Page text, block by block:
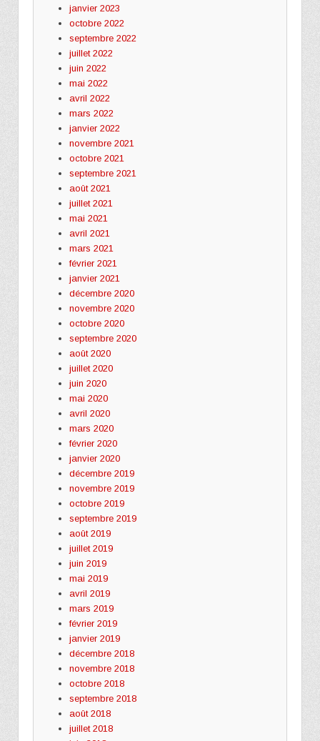
janvier 2023
octobre 2022
septembre 2022
juillet 2022
juin 2022
mai 2022
avril 2022
mars 2022
janvier 2022
novembre 2021
octobre 2021
septembre 2021
août 2021
juillet 2021
mai 2021
avril 2021
mars 2021
février 2021
janvier 2021
décembre 2020
novembre 2020
octobre 2020
septembre 2020
août 2020
juillet 2020
juin 2020
mai 2020
avril 2020
mars 2020
février 2020
janvier 2020
décembre 2019
novembre 2019
octobre 2019
septembre 2019
août 2019
juillet 2019
juin 2019
mai 2019
avril 2019
mars 2019
février 2019
janvier 2019
décembre 2018
novembre 2018
octobre 2018
septembre 2018
août 2018
juillet 2018